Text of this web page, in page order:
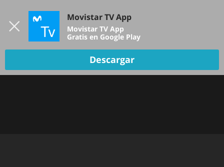
TV EN VIVO
Movistar TV App
Movistar TV App
Gratis en Google Play
Descargar